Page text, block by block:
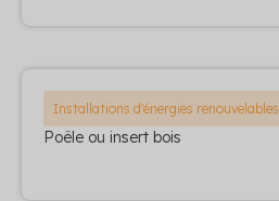
Installations d'énergies renouvelables
Poêle ou insert bois